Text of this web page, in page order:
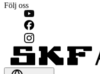
Följ oss